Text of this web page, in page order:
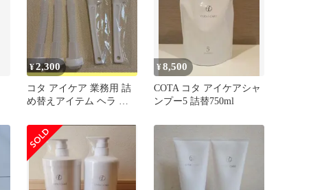
¥2,300
コタ アイケア 業務用 詰
め替えアイテム ヘラ ノ
り
¥8,500
COTA コタ アイケアシャ
ンプー5 詰替750ml